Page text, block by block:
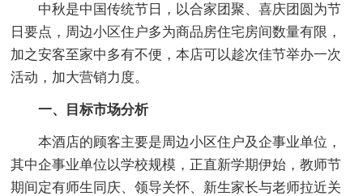
中秋是中国传统节日，以合家团聚、喜庆团圆为节
日要点，周边小区住户多为商品房住宅房间数量有限，
加之安客至家中多有不便，本店可以趁次佳节举办一次
活动，加大营销力度。
一、目标市场分析
本酒店的顾客主要是周边小区住户及企事业单位，
其中企事业单位以学校规模，正直新学期伊始，教师节
期间定有师生同庆、领导关怀、新生家长与老师拉近关